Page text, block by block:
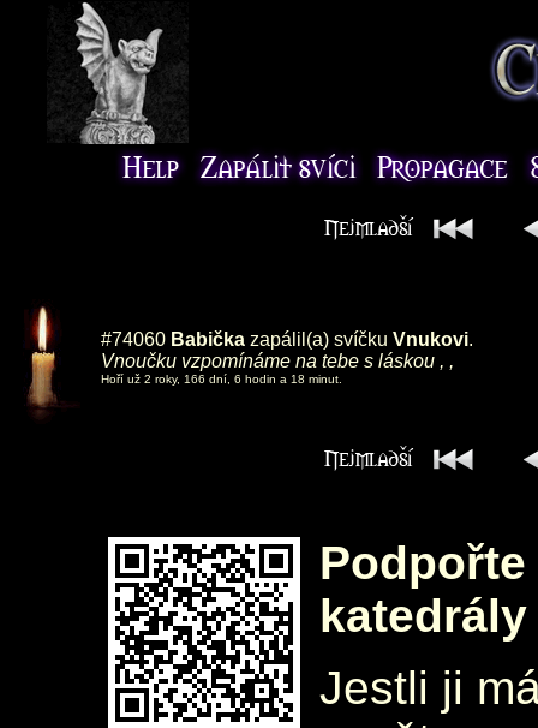
#74060 Babička zapálil(a) svíčku Vnukovi.
Vnoučku vzpomínáme na tebe s láskou , ,
Hoří už 2 roky, 166 dní, 6 hodin a 18 minut.
katedrály
Jestli ji